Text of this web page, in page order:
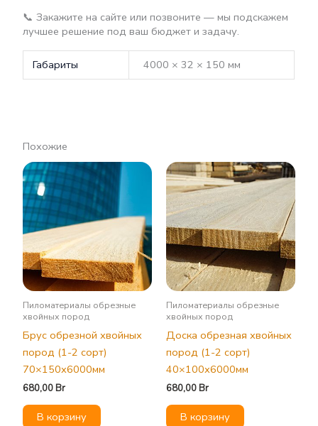
📞 Закажите на сайте или позвоните — мы подскажем
лучшее решение под ваш бюджет и задачу.
Габариты 4000 × 32 × 150 мм
Похожие
Пиломатериалы обрезные
хвойных пород
Брус обрезной хвойных
пород (1-2 сорт)
70×150х6000мм
680,00Br
В корзину
Пиломатериалы обрезные
хвойных пород
Доска обрезная хвойных
пород (1-2 сорт)
40×100х6000мм
680,00Br
В корзину